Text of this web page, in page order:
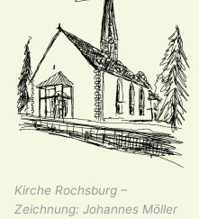
Kirche Rochsburg –
Zeichnung: Johannes Möller